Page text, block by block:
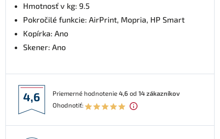
Hmotnosť v kg: 9.5
Pokročilé funkcie: AirPrint, Mopria, HP Smart
Kopírka: Ano
Skener: Ano
4,6 Priemerné hodnotenie4,6 od 14zákazníkov
Ohodnotiť: